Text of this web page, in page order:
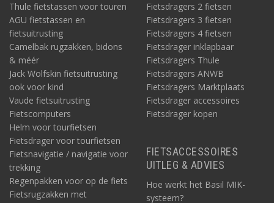
Thule fietstassen voor touren
AGU fietstassen en
fietsuitrusting
Camelbak rugzakken, bidons
& méér
Jack Wolfskin fietsuitrusting
ook voor kind
Vaude fietsuitrusting
Fietscomputers
Helm voor tourfietsen
Fietsdrager voor tourfietsen
Fietsnavigatie / navigatie voor
trekking
Regenpakken voor op de fiets
Fietsrugzakken met
Fietsdragers 2 fietsen
Fietsdragers 3 fietsen
Fietsdragers 4 fietsen
Fietsdrager inklapbaar
Fietsdragers Thule
Fietsdragers ANWB
Fietsdragers Marktplaats
Fietsdrager accessoires
Fietsdrager kopen
FIETSACCESSOIRES
UITLEG & ADVIES
Hoe werkt het Basil MIK-
systeem?